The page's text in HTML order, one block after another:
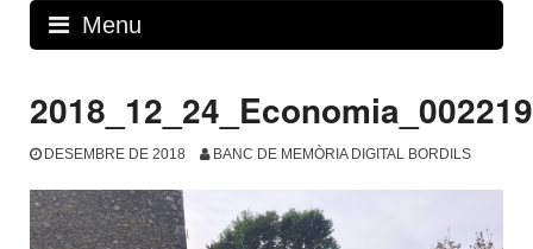
Menu
2018_12_24_Economia_002219
DESEMBRE DE 2018 BANC DE MEMÒRIA DIGITAL BORDILS